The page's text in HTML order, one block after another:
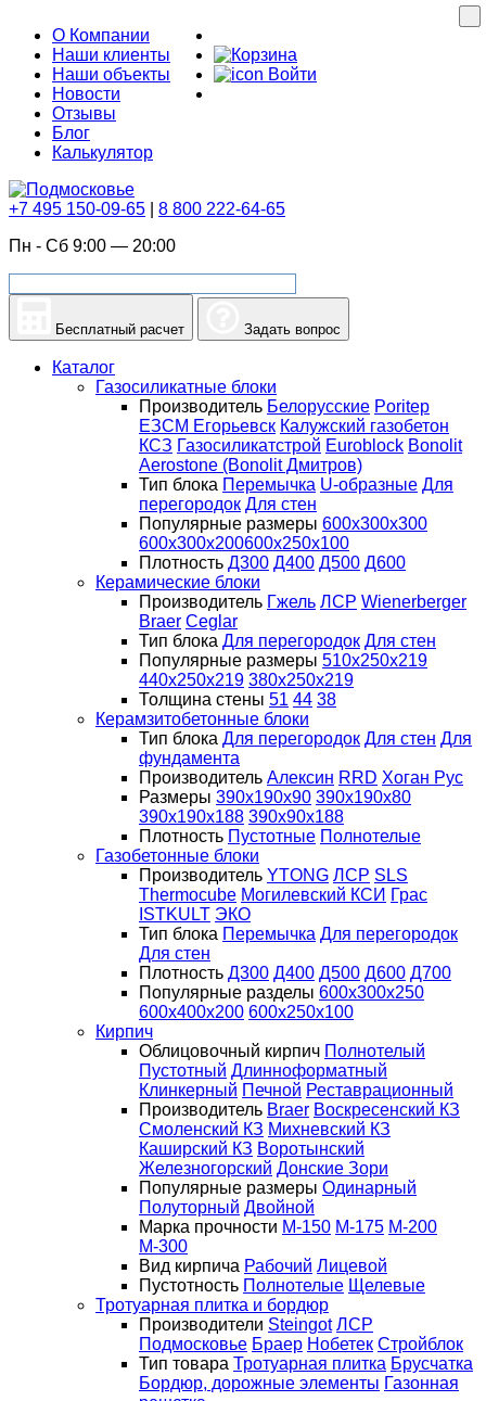
О Компании
Наши клиенты
Наши объекты
Новости
Отзывы
Блог
Калькулятор
Войти
+7 495 150-09-65
8 800 222-64-65
Пн - Сб 9:00 — 20:00
Бесплатный расчет Задать вопрос
Каталог
Газосиликатные блоки
Производитель Белорусские Poritep
ЕЗСМ Егорьевск Калужский газобетон
КСЗ Газосиликатстрой Euroblock Bonolit
Aerostone (Bonolit Дмитров)
Тип блока Перемычка U-образные Для
перегородок Для стен
Популярные размеры 600х300х300
600х300х200600х250х100
Плотность Д300 Д400 Д500 Д600
Керамические блоки
Производитель Гжель ЛСР Wienerberger
Braer Ceglar
Тип блока Для перегородок Для стен
Популярные размеры 510х250х219
440х250х219 380х250х219
Толщина стены 51 44 38
Керамзитобетонные блоки
Тип блока Для перегородок Для стен Для
фундамента
Производитель Алексин RRD Хоган Рус
Размеры 390х190х90 390х190х80
390х190х188 390х90х188
Плотность Пустотные Полнотелые
Газобетонные блоки
Производитель YTONG ЛСР SLS
Thermocube Могилевский КСИ Грас
ISTKULT ЭКО
Тип блока Перемычка Для перегородок
Для стен
Плотность Д300 Д400 Д500 Д600 Д700
Популярные разделы 600х300х250
600х400х200 600х250х100
Кирпич
Облицовочный кирпич Полнотелый
Пустотный Длинноформатный
Клинкерный Печной Реставрационный
Производитель Braer Воскресенский КЗ
Смоленский КЗ Михневский КЗ
Каширский КЗ Воротынский
Железногорский Донские Зори
Популярные размеры Одинарный
Полуторный Двойной
Марка прочности М-150 М-175 М-200
М-300
Вид кирпича Рабочий Лицевой
Пустотность Полнотелые Щелевые
Тротуарная плитка и бордюр
Производители Steingot ЛСР
Подмосковье Браер Нобетек Стройблок
Тип товара Тротуарная плитка Брусчатка
Бордюр, дорожные элементы Газонная